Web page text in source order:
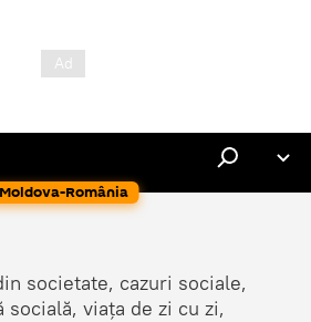
Moldova-România
societate, cazuri sociale,
viața de zi cu zi,